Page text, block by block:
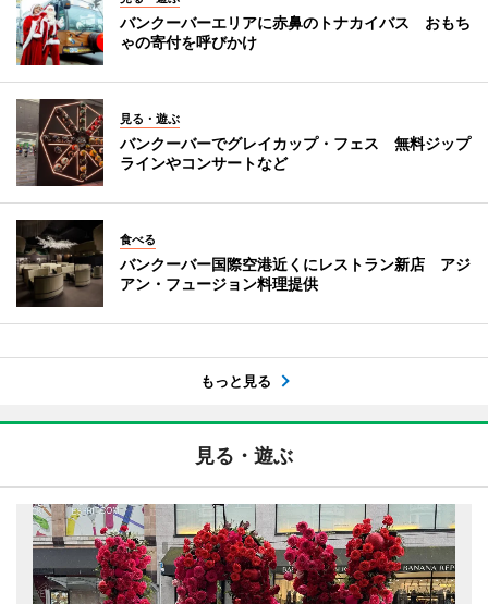
バンクーバーエリアに赤鼻のトナカイバス おもち
ゃの寄付を呼びかけ
見る・遊ぶ
バンクーバーでグレイカップ・フェス 無料ジップ
ラインやコンサートなど
食べる
バンクーバー国際空港近くにレストラン新店 アジ
アン・フュージョン料理提供
もっと見る
見る・遊ぶ